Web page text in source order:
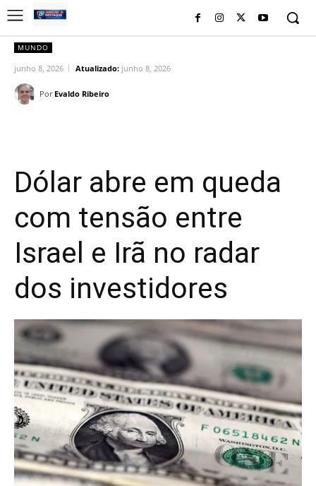
MUNDO
junho 8, 2026 Atualizado: junho 8, 2026
Por Evaldo Ribeiro
Dólar abre em queda
com tensão entre
Israel e Irã no radar
dos investidores